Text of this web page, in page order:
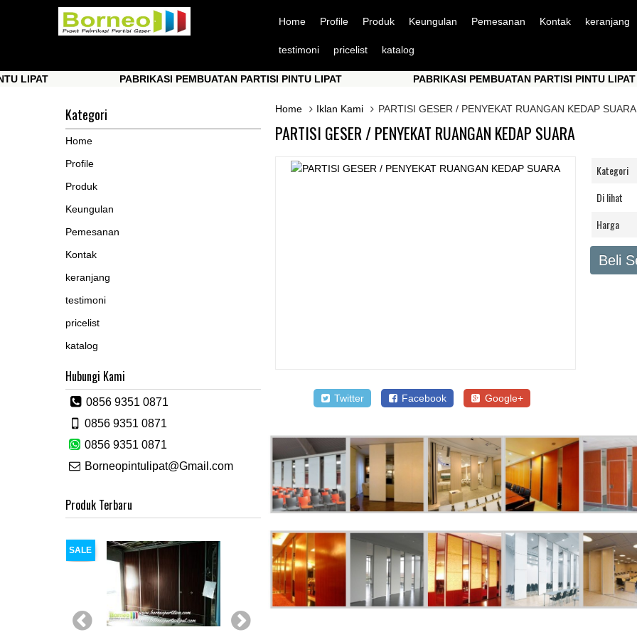
Home Profile Produk Keungulan Pemesanan Kontak keranjang
testimoni pricelist katalog
PABRIKASI PEMBUATAN PARTISI PINTU LIPAT
PABRIKASI PEMBUATAN PARTISI PINTU LIPAT
Home
Iklan Kami PARTISI GESER / PENYEKAT RUANGAN KEDAP SUARA
PARTISI GESER / PENYEKAT RUANGAN KEDAP SUARA
Twitter Facebook Google+
Kategori
Di lihat
Harga
Beli
Kategori
Home
Profile
Produk
Keungulan
Pemesanan
Kontak
keranjang
testimoni
pricelist
katalog
Hubungi Kami
0856 9351 0871
0856 9351 0871
0856 9351 0871
Borneopintulipat@Gmail.com
Produk Terbaru
SALE SALE SALE